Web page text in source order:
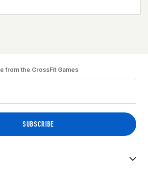
from the CrossFit Games